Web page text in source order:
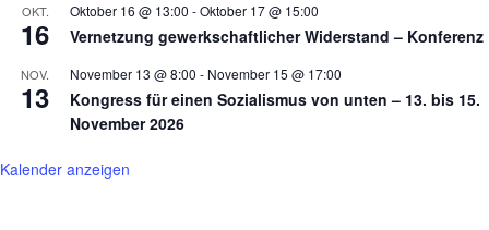
OKT.
16
Oktober 16 @ 13:00 -Oktober 17 @ 15:00
Vernetzung gewerkschaftlicher Widerstand – Konferenz
NOV.
13
November 13 @ 8:00 - November 15 @ 17:00
Kongress für einen Sozialismus von unten – 13. bis 15.
November 2026
Kalender anzeigen